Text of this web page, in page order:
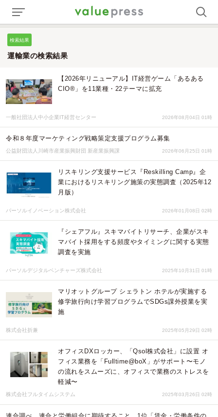
検索結果
運輸業の検索結果
【2026年リニューアル】IT経営ゲーム「あるある
CIO®」を11業種・22テーマに拡充
一般社団法人中小企業IT経営センター 2026年08月04日 01時
令和８年度マーケティング戦略策定支援プログラム募集
公益財団法人川崎市産業振興財団 新産業振興課 2026年06月25日 01時
リスキリング支援サービス『Reskilling Camp』企
業におけるリスキリング施策の実態調査（2025年12
月版）
パーソルイノベーション株式会社 2026年01月08日 02時
『シェアフル』スキマバイトリサーチ、企業がスキ
マバイト採用をする頻度やタイミングに関する実態
調査を実施
パーソルデジタルベンチャーズ株式会社 2025年10月31日 01時
マリオットグループ シェラトン ホテルが実施する
修学旅行向け学習プログラムでSDGs課外授業を実
施
株式会社折兼 2025年05月29日 02時
オフィスDXロッカー、「Qsol株式会社」に設置 オ
フィス業務を「Fulltime@boX」がサポート〜モノ
の流れをスムーズに、オフィスで業務のストレスを
軽減〜
株式会社フルタイムシステム 2025年03月26日 02時